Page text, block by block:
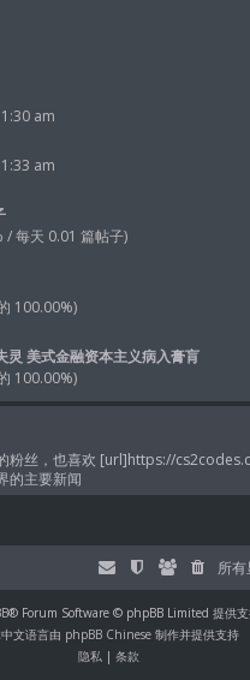
am
am
/ 每天 0.01 篇帖子)
100.00%)
灵 美式金融资本主义病入膏肓
100.00%)
粉丝，也喜欢 [url]https://
的主要新闻
所
® Forum Software © phpBB Limited 提供
文语言由 phpBB Chinese 制作并提供支持
隐私| 条款